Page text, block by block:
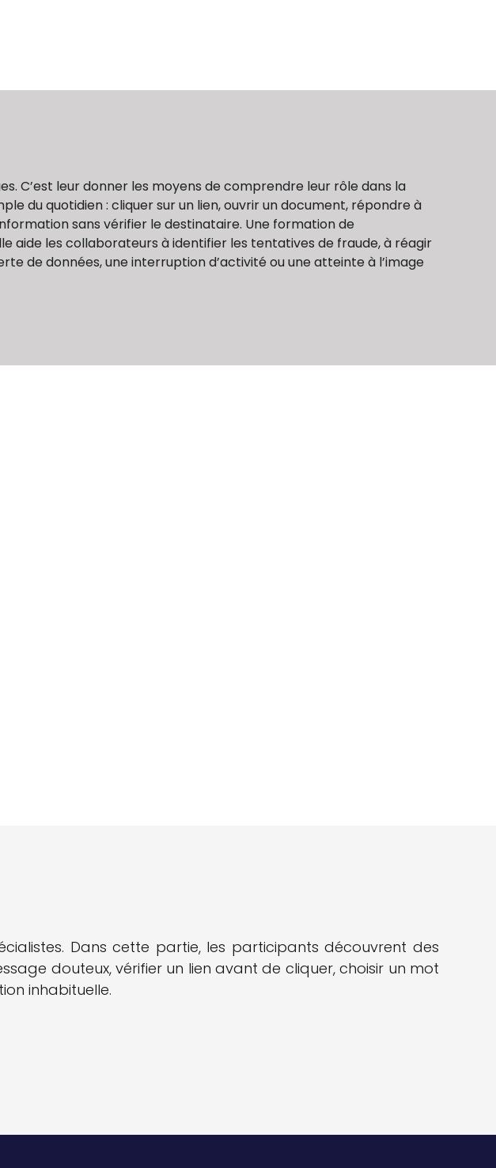
C’est leur donner les moyens de comprendre leur rôle dans la
du quotidien : cliquer sur un lien, ouvrir un document, répondre à
sans vérifier le destinataire. Une formation de
aide les collaborateurs à identifier les tentatives de fraude, à réagir
de données, une interruption d’activité ou une atteinte à l’image
Dans cette partie, les participants découvrent des
douteux, vérifier un lien avant de cliquer, choisir un mot
inhabituelle.